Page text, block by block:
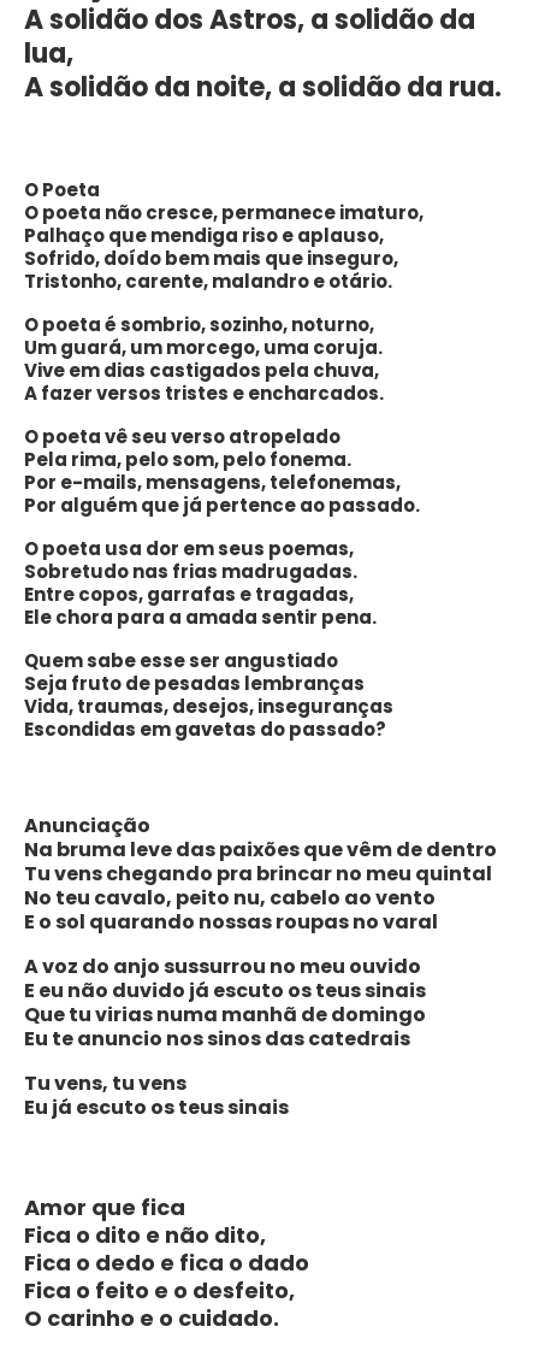
A solidão dos Astros, a solidão da
lua,
A solidão da noite, a solidão da rua.
O Poeta
O poeta não cresce, permanece imaturo,
Palhaço que mendiga riso e aplauso,
Sofrido, doído bem mais que inseguro,
Tristonho, carente, malandro e otário.
O poeta é sombrio, sozinho, noturno,
Um guará, um morcego, uma coruja.
Vive em dias castigados pela chuva,
A fazer versos tristes e encharcados.
O poeta vê seu verso atropelado
Pela rima, pelo som, pelo fonema.
Por e-mails, mensagens, telefonemas,
Por alguém que já pertence ao passado.
O poeta usa dor em seus poemas,
Sobretudo nas frias madrugadas.
Entre copos, garrafas e tragadas,
Ele chora para a amada sentir pena.
Quem sabe esse ser angustiado
Seja fruto de pesadas lembranças
Vida, traumas, desejos, inseguranças
Escondidas em gavetas do passado?
Anunciação
Na bruma leve das paixões que vêm de dentro
Tu vens chegando pra brincar no meu quintal
No teu cavalo, peito nu, cabelo ao vento
E o sol quarando nossas roupas no varal
A voz do anjo sussurrou no meu ouvido
E eu não duvido já escuto os teus sinais
Que tu virias numa manhã de domingo
Eu te anuncio nos sinos das catedrais
Tu vens, tu vens
Eu já escuto os teus sinais
Amor que fica
Fica o dito e não dito,
Fica o dedo e fica o dado
Fica o feito e o desfeito,
O carinho e o cuidado.